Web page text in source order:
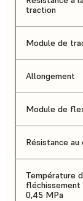
traction
Module de
Allongement
Module de
Résistance au
Température
fléchissement
0,45 MPa